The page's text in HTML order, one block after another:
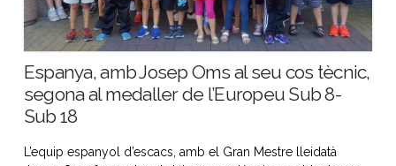
Espanya, amb Josep Oms al seu cos tècnic,
segona al medaller de l’Europeu Sub 8-
Sub 18
L’equip espanyol d’escacs, amb el Gran Mestre lleidatà